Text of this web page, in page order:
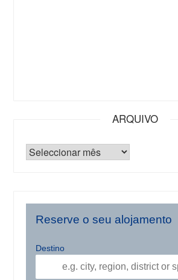
ARQUIVO
Reserve o seu alojamento
Destino